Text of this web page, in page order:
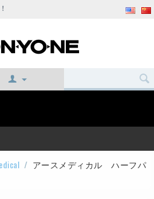
/ アースメディカル ハーフパ